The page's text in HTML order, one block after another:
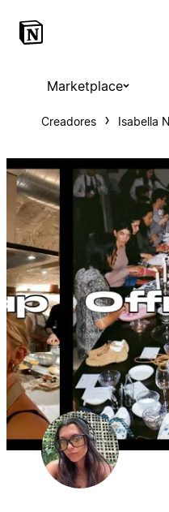
Marketplace
Creadores Isabella